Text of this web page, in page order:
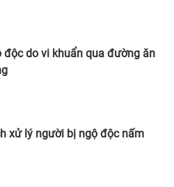
độc do vi khuẩn qua đường ăn
xử lý người bị ngộ độc nấm